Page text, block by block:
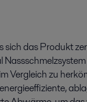
sich das Produkt
Vergleich zu